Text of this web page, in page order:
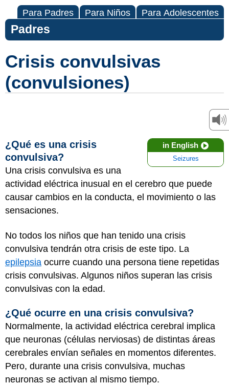
Para Padres Para Niños Para Adolescentes
Padres
Crisis convulsivas
(convulsiones)
in English
Seizures
¿Qué es una crisis
convulsiva?
Una crisis convulsiva es una
actividad eléctrica inusual en el cerebro que puede
causar cambios en la conducta, el movimiento o las
sensaciones.
No todos los niños que han tenido una crisis
convulsiva tendrán otra crisis de este tipo. La
epilepsia ocurre cuando una persona tiene repetidas
crisis convulsivas. Algunos niños superan las crisis
convulsivas con la edad.
¿Qué ocurre en una crisis convulsiva?
Normalmente, la actividad eléctrica cerebral implica
que neuronas (células nerviosas) de distintas áreas
cerebrales envían señales en momentos diferentes.
Pero, durante una crisis convulsiva, muchas
neuronas se activan al mismo tiempo.